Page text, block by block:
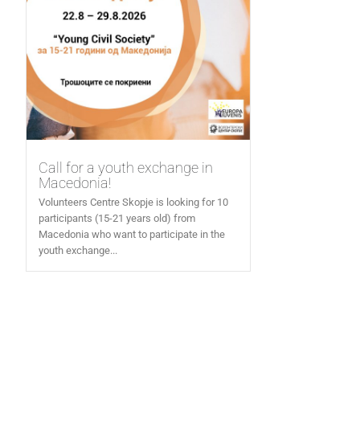
Call for a youth exchange in
Macedonia!
Volunteers Centre Skopje is looking for 10
participants (15-21 years old) from
Macedonia who want to participate in the
youth exchange...